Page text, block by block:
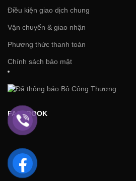
Điều kiện giao dịch chung
Vận chuyển & giao nhận
Phương thức thanh toán
Chính sách bảo mật
FACEBOOK